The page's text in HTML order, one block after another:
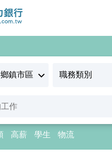
高薪 學生 物流